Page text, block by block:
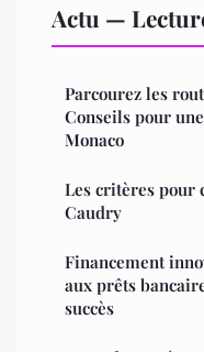
Actu —
Parcourez les
Conseils pour
Monaco
Les critères pour
Caudry
Financement
aux prêts
succès